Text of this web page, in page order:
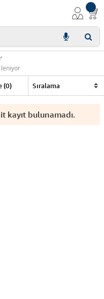
(0)
kayıt bulunamadı.